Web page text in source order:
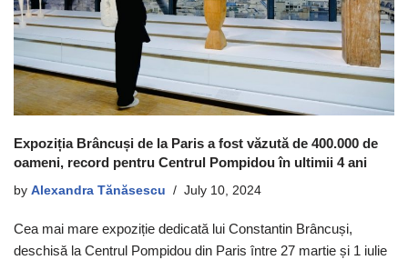
Expoziția Brâncuși de la Paris a fost văzută de 400.000 de
oameni, record pentru Centrul Pompidou în ultimii 4 ani
by Alexandra Tănăsescu July 10, 2024
Cea mai mare expoziție dedicată lui Constantin Brâncuși,
deschisă la Centrul Pompidou din Paris între 27 martie și 1 iulie